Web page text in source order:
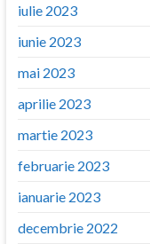
iulie 2023
iunie 2023
mai 2023
aprilie 2023
martie 2023
februarie 2023
ianuarie 2023
decembrie 2022